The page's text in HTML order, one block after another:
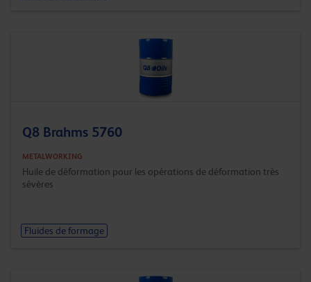
Q8 Brahms 5760
METALWORKING
Huile de déformation pour les opérations de déformation très
sévères
Fluides de formage